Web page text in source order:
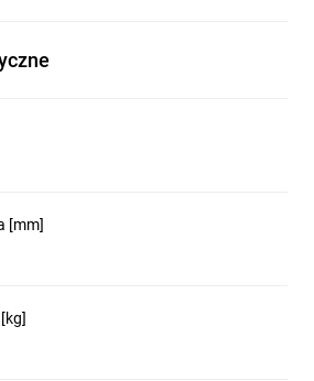
– 2400 mA,
przewód zasilający,
[mm]